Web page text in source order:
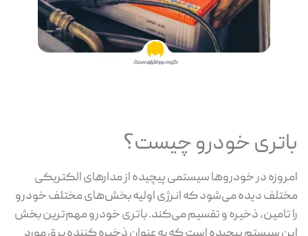
باتری خودرو چیست؟
امروزه در خودروها سیستمی پیچیده از مدارهای الکتریکی
مختلف دیده می‌شود که انرژی اولیه بخش‌های مختلف خودرو
را تامین، ذخیره و تقسیم می‌کند. باتری خودرو مهم‌ترین بخش